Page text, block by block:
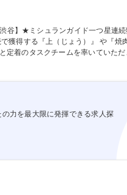
獲得する『上（じょう）』 や『焼
着のタスクチームを率いていただ
のポジションでの増員募集です。
集
力を最大限に発揮できる求人探